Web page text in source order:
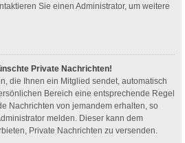
Sie einen Administrator, um weitere
Private Nachrichten!
die Ihnen ein Mitglied sendet, automatisch
Bereich eine entsprechende Regel
Nachrichten von jemandem erhalten, so
melden. Dieser kann dem
Private Nachrichten zu versenden.